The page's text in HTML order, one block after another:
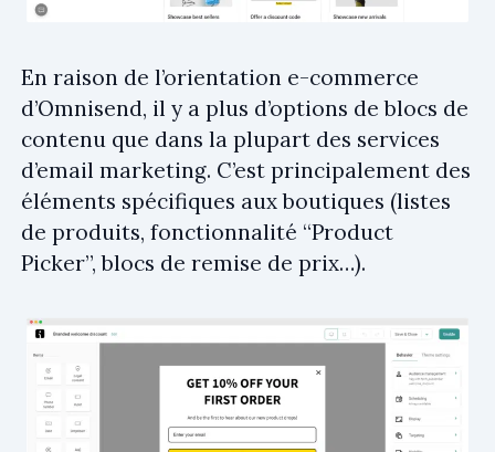
En raison de l’orientation e-commerce
d’Omnisend, il y a plus d’options de blocs de
contenu que dans la plupart des services
d’email marketing. C’est principalement des
éléments spécifiques aux boutiques (listes
de produits, fonctionnalité “Product
Picker”, blocs de remise de prix…).